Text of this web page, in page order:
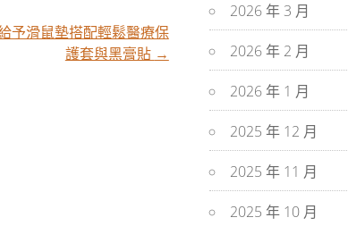
予滑鼠墊搭配輕鬆醫療保
護套與黑膏貼 →
2026 年 3 月
2026 年 2 月
2026 年 1 月
2025 年 12 月
2025 年 11 月
2025 年 10 月